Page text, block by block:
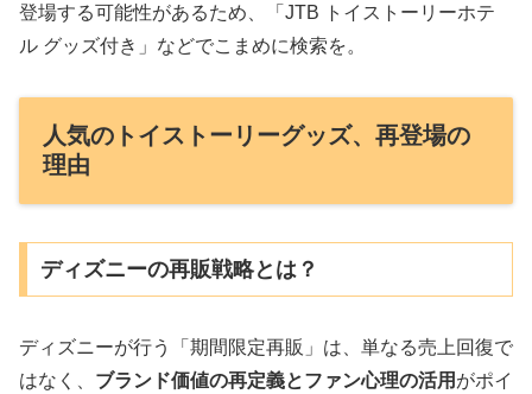
登場する可能性があるため、「JTB トイストーリーホテ
ル グッズ付き」などでこまめに検索を。
人気のトイストーリーグッズ、再登場の
理由
ディズニーの再販戦略とは？
ディズニーが行う「期間限定再販」は、単なる売上回復で
はなく、 ブランド価値の再定義とファン心理の活用 がポイ